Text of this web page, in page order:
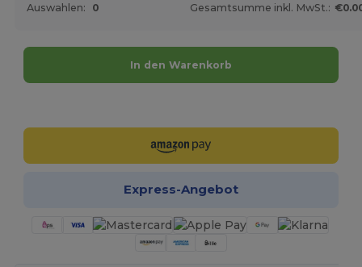
Auswahlen: 0 Gesamtsumme inkl. MwSt.:
In den Warenkorb
Express-Angebot